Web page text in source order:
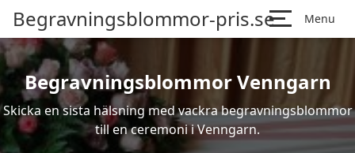
Begravningsblommor-pris.se Menu
Begravningsblommor Venngarn
Skicka en sista hälsning med vackra begravningsblommor
till en ceremoni i Venngarn.